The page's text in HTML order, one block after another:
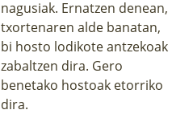
nagusiak. Ernatzen denean,
txortenaren alde banatan,
bi hosto lodikote antzekoak
zabaltzen dira. Gero
benetako hostoak etorriko
dira.